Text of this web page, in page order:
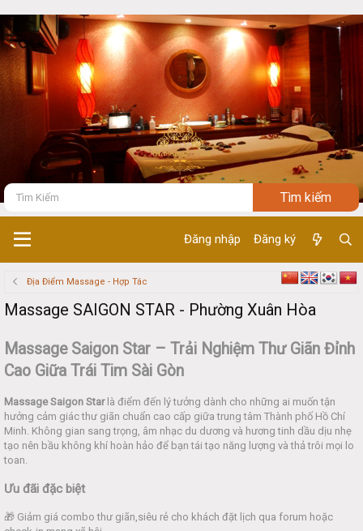
Đăng nhập Đăng ký
Địa Điểm Massage - Hợp Tác
Massage SAIGON STAR - Phường Xuân Hòa
Massage Saigon Star – Trải Nghiệm Thư Giãn Đỉnh
Cao Giữa Trái Tim Sài Gòn
Massage Saigon Starlà điểm đến lý tưởng dành cho những ai muốn tận
hưởng cảm giác thư giãn chuẩn cao cấp giữa trung tâm Thành phố Hồ Chí
Minh. Không gian sang trọng, âm nhạc du dương và hương tinh dầu dịu nhẹ
tạo nên bầu không khí hoàn hảo để bạn tái tạo năng lượng và thả trôi mọi lo
toan.
Ưu đãi đặc biệt
🎁 Giảm giá combo thư giãn,siêu rẻ cho khách đặt lịch qua forum hoặc